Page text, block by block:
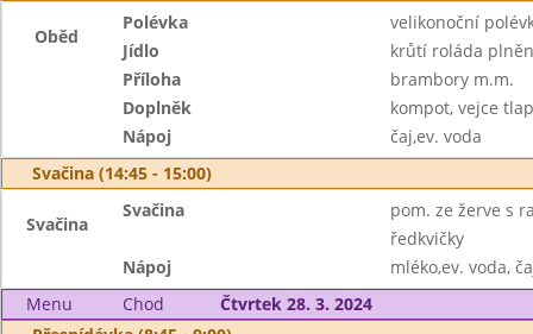
Oběd
Polévka
velikonoční
Jídlo
krůtí roláda
Příloha
brambory m.m.
Doplněk
kompot, vejce
Nápoj
čaj,ev. voda
Svačina (14:45 - 15:00)
Svačina
Svačina
pom. ze žerve s
ředkvičky
Nápoj
mléko,ev. voda,
Menu
Chod
Čtvrtek 28. 3. 2024